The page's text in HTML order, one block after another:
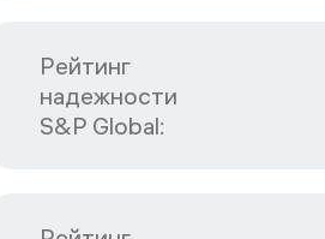
Рейтинг
надежности
S&P Global: